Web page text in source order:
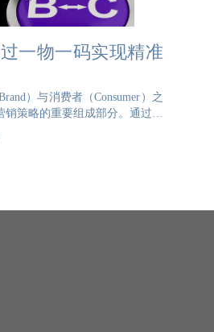
一物一码实现精准
）与消费者（Consumer）之
销策略的重要组成部分。通过一
费者之间建立了精准的沟通渠
如何帮助品牌实现精准营销。